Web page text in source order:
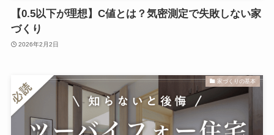
【0.5以下が理想】C値とは？気密測定で失敗しない家
づくり
2026年2月2日
家づくりの基本